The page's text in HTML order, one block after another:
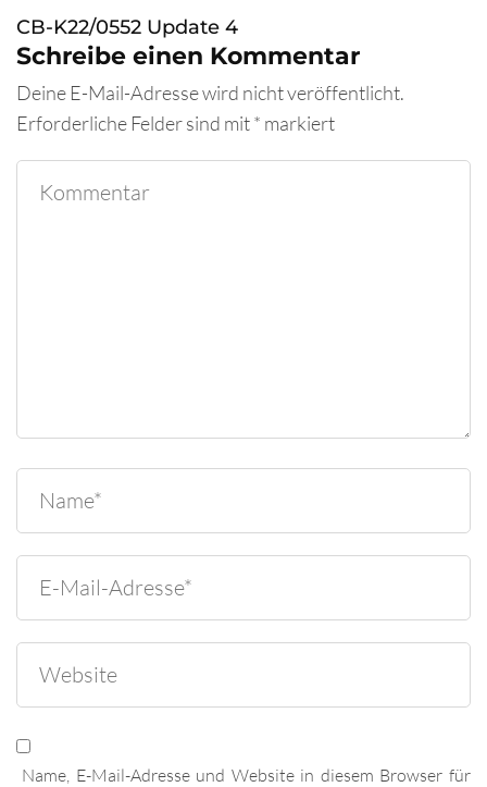
CB-K22/0552 Update 4
Schreibe einen Kommentar
Deine E-Mail-Adresse wird nicht veröffentlicht.
Erforderliche Felder sind mit* markiert
Name, E-Mail-Adresse und Website in diesem Browser für